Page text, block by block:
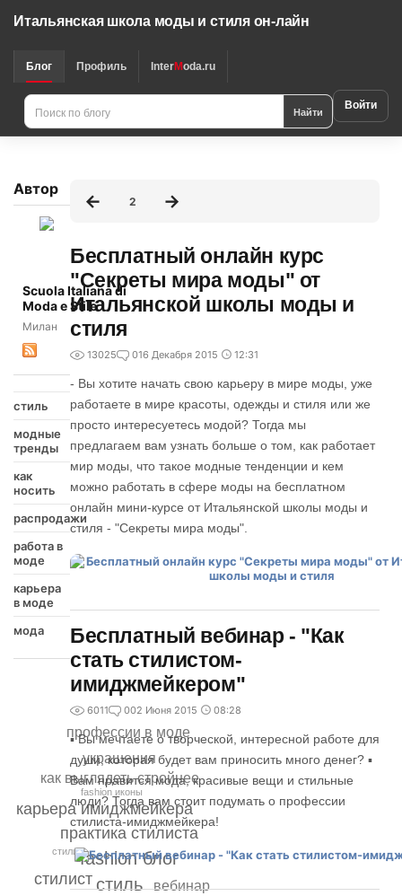
Итальянская школа моды и стиля он-лайн
Блог Профиль InterModa.ru
Найти Войти
Автор
Scuola Italiana di
Moda e Stile
Милан
стиль
модные
тренды
как
носить
распродажи
работа в
моде
карьера
в моде
мода
стиль
fashion блог
практика стилиста
карьера имиджмейкера
стилист
как выглядеть стройнее
украшения
профессии в моде
вебинар
fashion иконы
стили
2
Бесплатный онлайн курс
"Секреты мира моды" от
Итальянской школы моды и
стиля
13025 016 Декабря 2015 12:31
- Вы хотите начать свою карьеру в мире моды, уже
работаете в мире красоты, одежды и стиля или же
просто интересуетесь модой? Тогда мы
предлагаем вам узнать больше о том, как работает
мир моды, что такое модные тенденции и кем
можно работать в сфере моды на бесплатном
онлайн мини-курсе от Итальянской школы моды и
стиля - "Секреты мира моды".
Бесплатный вебинар - "Как
стать стилистом-
имиджмейкером"
6011 002 Июня 2015 08:28
‪▪ Вы мечтаете о творческой, интересной работе для
души, которая будет вам приносить много денег?‬ ‪▪
Вам нравится мода, красивые вещи и стильные
люди?‬ Тогда вам стоит подумать о профессии
стилиста-имиджмейкера!